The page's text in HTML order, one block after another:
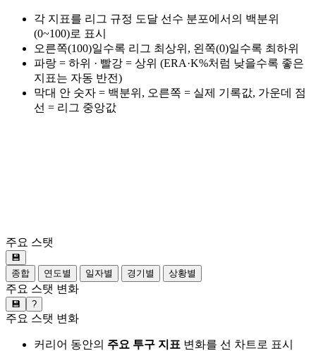
각 지표를 리그 규정 도달 선수 분포에서의 백분위
(0~100)로 표시
오른쪽(100)일수록 리그 최상위, 왼쪽(0)일수록 최하위
파랑 = 하위 · 빨강 = 상위 (ERA·K%처럼 낮을수록 좋은
지표는 자동 반전)
막대 안 숫자 = 백분위, 오른쪽 = 실제 기록값, 가운데 점
선 = 리그 중앙값
주요 스탯
💾
종합
연도별 일자별 경기별 상황별
주요 스탯 변화
💾 ?
주요 스탯 변화
커리어 동안의 주요 투구 지표 변화를 선 차트로 표시